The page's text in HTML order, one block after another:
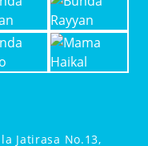
Jatirasa No.13,